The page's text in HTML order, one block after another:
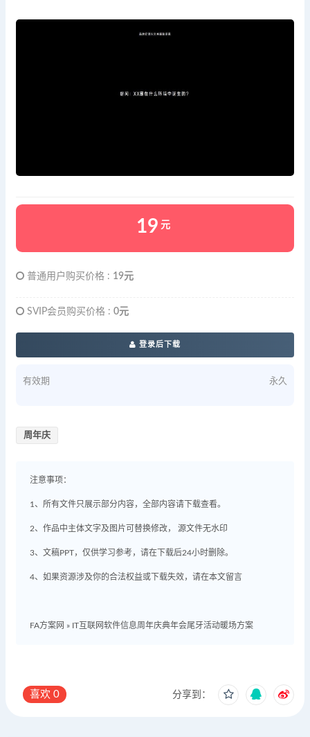
19 元
普通用户购买价格 : 19元
SVIP会员购买价格 : 0元
登录后下载
有效期 永久
周年庆
注意事项：
1、所有文件只展示部分内容，全部内容请下载查看。
2、作品中主体文字及图片可替换修改， 源文件无水印
3、文稿PPT，仅供学习参考，请在下载后24小时删除。
4、如果资源涉及你的合法权益或下载失效，请在本文留言
FA方案网 » IT互联网软件信息周年庆典年会尾牙活动暖场方案
喜欢 0 分享到：